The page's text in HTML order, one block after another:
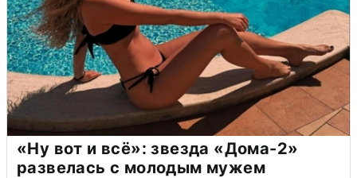
«Ну вот и всё»: звезда «Дома-2»
развелась с молодым мужем